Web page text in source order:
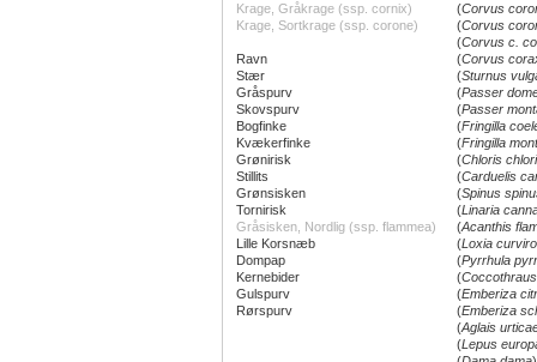
Krage, Gråkrage (ssp. cornix)
(Corvus
Krage, Sortkrage (ssp. corone)
(Corvus
(Corvus c.
Ravn
(Corvus
Stær
(Sturnus
Gråspurv
(Passer
Skovspurv
(Passer
Bogfinke
(Fringilla
Kvækerfinke
(Fringilla
Grønirisk
(Chloris
Stillits
(Carduelis
Grønsisken
(Spinus
Tornirisk
(Linaria
Gråsisken, Nordlig (ssp. flammea)
(Acanthis
Lille Korsnæb
(Loxia
Dompap
(Pyrrhula
Kernebider
(
Gulspurv
(Emberiza
Rørspurv
(Emberiza
(Aglais
(Lepus